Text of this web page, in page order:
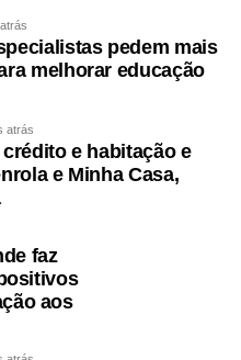
pedem mais
melhorar educação
atrás
e habitação e
e Minha Casa,
faz
aos